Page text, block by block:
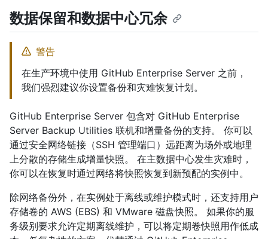
数据保留和数据中心冗余
警告
在生产环境中使用 GitHub Enterprise Server 之前，
我们强烈建议你设置备份和灾难恢复计划。
GitHub Enterprise Server 包含对 GitHub Enterprise
Server Backup Utilities 联机和增量备份的支持。 你可以
通过安全网络链接（SSH 管理端口）远距离为场外或地理
上分散的存储生成增量快照。 在主数据中心发生灾难时，
你可以在恢复时通过网络将快照恢复到新预配的实例中。
除网络备份外，在实例处于离线或维护模式时，还支持用户
存储卷的 AWS (EBS) 和 VMware 磁盘快照。 如果你的服
务级别要求允许定期离线维护，可以将定期卷快照用作低成